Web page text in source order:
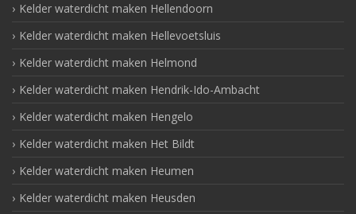
Kelder waterdicht maken Hellendoorn
Kelder waterdicht maken Hellevoetsluis
Kelder waterdicht maken Helmond
Kelder waterdicht maken Hendrik-Ido-Ambacht
Kelder waterdicht maken Hengelo
Kelder waterdicht maken Het Bildt
Kelder waterdicht maken Heumen
Kelder waterdicht maken Heusden